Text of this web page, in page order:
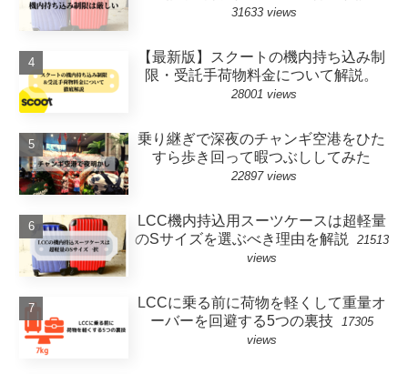
31633 views
【最新版】スクートの機内持ち込み制
限・受託手荷物料金について解説。
28001 views
乗り継ぎで深夜のチャンギ空港をひた
すら歩き回って暇つぶししてみた
22897 views
LCC機内持込用スーツケースは超軽量
のSサイズを選ぶべき理由を解説
21513
views
LCCに乗る前に荷物を軽くして重量オ
ーバーを回避する5つの裏技
17305
views